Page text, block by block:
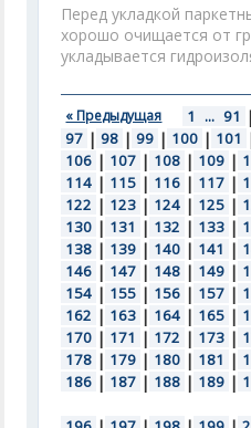
Перед укладкой
хорошо очищается от
укладывается
« Предыдущая 1 ... 91 |
97 | 98 | 99 | 100 | 101
106 | 107 | 108 | 109 |
114 | 115 | 116 | 117 |
122 | 123 | 124 | 125 |
130 | 131 | 132 | 133 |
138 | 139 | 140 | 141 |
146 | 147 | 148 | 149 |
154 | 155 | 156 | 157 |
162 | 163 | 164 | 165 |
170 | 171 | 172 | 173 |
178 | 179 | 180 | 181 |
186 | 187 | 188 | 189 |